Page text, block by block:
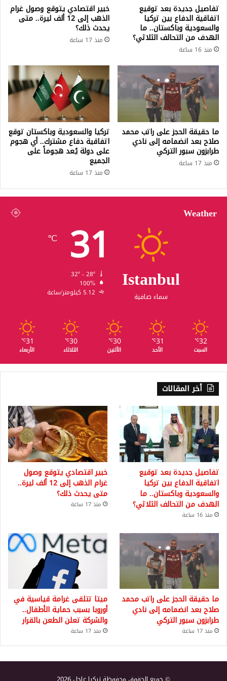
تفاصيل جديدة بعد توقيع
اتفاقية الدفاع بين تركيا
والسعودية وباكستان.. ما
الهدف من التحالف الثلاثي؟
منذ 16 ساعة
خبير اقتصادي يتوقع وصول غرام
الذهب إلى 12 ألف ليرة.. متى
يحدث ذلك؟
منذ 17 ساعة
ما حقيقة الحجز على راتب محمد
صلاح بعد انضمامه إلى نادي
طرابزون سبور التركي
منذ 17 ساعة
تركيا والسعودية وباكستان توقع
اتفاقية دفاع مشترك.. أي هجوم
على دولة يُعد هجوماً على
الجميع
منذ 17 ساعة
Weather
Istanbul
سماء صافية
31
℃
100%
5.12 كيلومتر/ساعة
32
℃
السبت
31
℃
الأحد
30
℃
الأثنين
30
℃
الثلاثاء
31
℃
الأربعاء
أخر المقالات
تفاصيل جديدة بعد توقيع
اتفاقية الدفاع بين تركيا
والسعودية وباكستان.. ما
الهدف من التحالف الثلاثي؟
منذ 16 ساعة
خبير اقتصادي يتوقع وصول
غرام الذهب إلى 12 ألف ليرة..
متى يحدث ذلك؟
منذ 17 ساعة
ما حقيقة الحجز على راتب محمد
صلاح بعد انضمامه إلى نادي
طرابزون سبور التركي
منذ 17 ساعة
ميتا تتلقى غرامة قياسية في
أوروبا بسبب حماية الأطفال..
والشركة تعلن الطعن بالقرار
منذ 17 ساعة